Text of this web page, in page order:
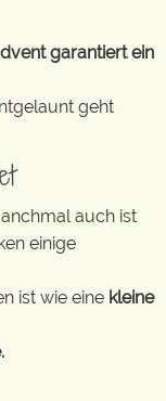
garantiert ein
geht
auch ist
einige
ist wie eine kleine